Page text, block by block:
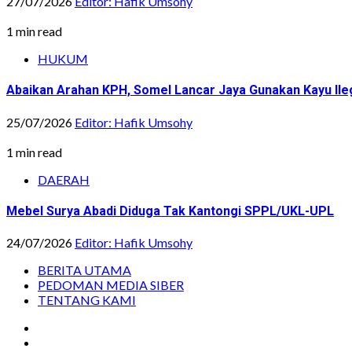
1 min read
HUKUM
Abaikan Arahan KPH, Somel Lancar Jaya Gunakan Kayu
25/07/2026 Editor: Hafik Umsohy
1 min read
DAERAH
Mebel Surya Abadi Diduga Tak Kantongi SPPL/UKL-UPL
24/07/2026 Editor: Hafik Umsohy
BERITA UTAMA
PEDOMAN MEDIA SIBER
TENTANG KAMI